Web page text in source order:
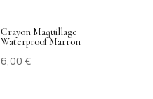
Crayon Maquillage
Waterproof Marron
6,00€